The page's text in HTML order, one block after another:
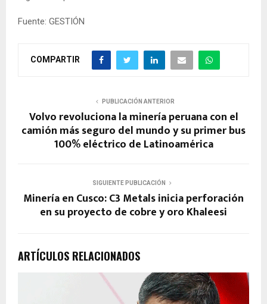
Fuente: GESTIÓN
COMPARTIR
PUBLICACIÓN ANTERIOR
Volvo revoluciona la minería peruana con el
camión más seguro del mundo y su primer bus
100% eléctrico de Latinoamérica
SIGUIENTE PUBLICACIÓN
Minería en Cusco: C3 Metals inicia perforación
en su proyecto de cobre y oro Khaleesi
ARTÍCULOS RELACIONADOS